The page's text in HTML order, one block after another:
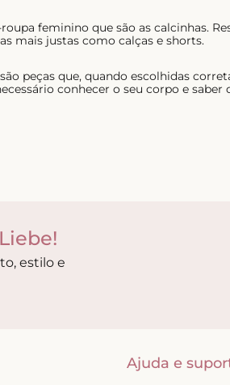
feminino que são as calcinhas.
mais justas como calças e shorts.
peças que, quando escolhidas
conhecer o seu corpo e
estilo e
Ajuda e